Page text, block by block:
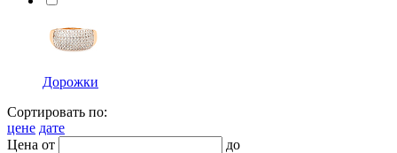
Дорожки
Сортировать по:
цене дате
Цена от
до